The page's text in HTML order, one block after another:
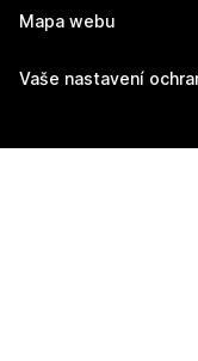
Mapa webu
Vaše nastavení